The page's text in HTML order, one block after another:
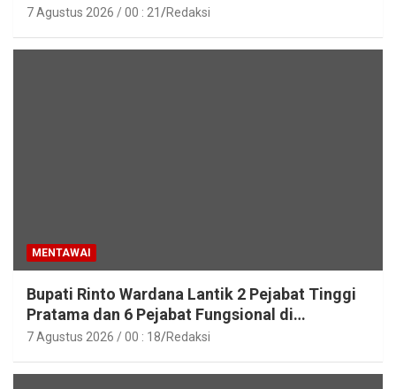
7 Agustus 2026 / 00 : 21 Redaksi
MENTAWAI
Bupati Rinto Wardana Lantik 2 Pejabat Tinggi
Pratama dan 6 Pejabat Fungsional di
Lingkungan Pemkab Kepulauan Mentawai
7 Agustus 2026 / 00 : 18 Redaksi